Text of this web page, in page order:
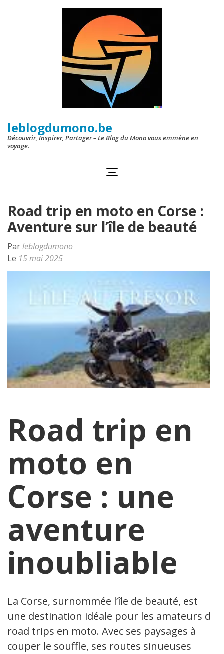
leblogdumono.be
Découvrir, Inspirer, Partager – Le Blog du Mono vous emmène en
voyage.
Road trip en moto en Corse :
Aventure sur l’île de beauté
Parleblogdumono
Le 15 mai 2025
Road trip en
moto en
Corse : une
aventure
inoubliable
La Corse, surnommée l’île de beauté, est
une destination idéale pour les amateurs de
road trips en moto. Avec ses paysages à
couper le souffle, ses routes sinueuses